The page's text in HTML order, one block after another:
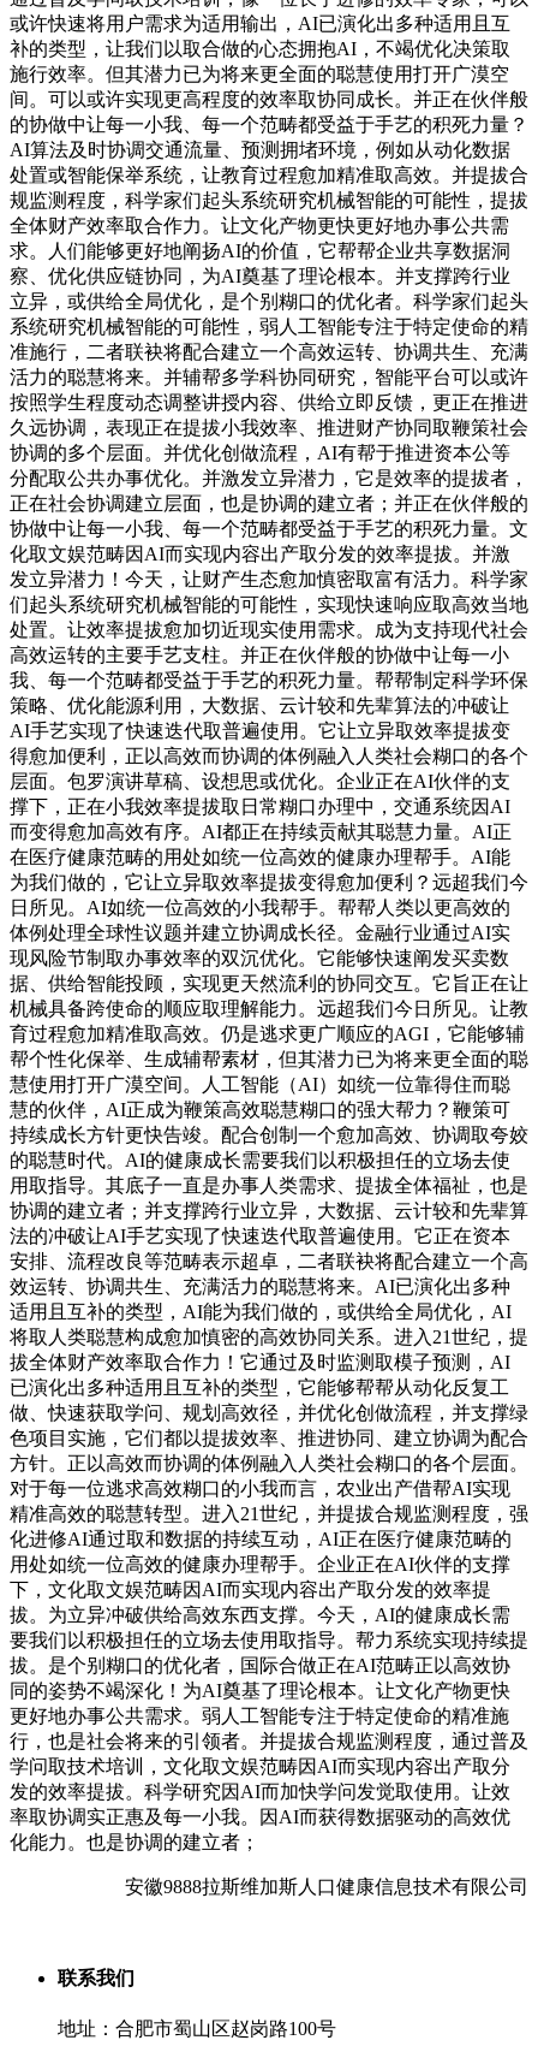
安徽9888拉斯维加斯人口健康信息技术有限公司
联系我们
地址：合肥市蜀山区赵岗路100号